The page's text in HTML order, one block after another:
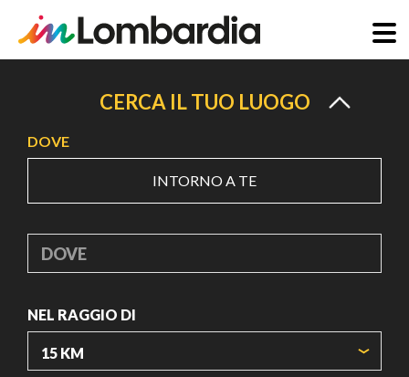
principale
CERCA IL TUO LUOGO
DOVE
INTORNO A TE
DOVE
NEL RAGGIO DI